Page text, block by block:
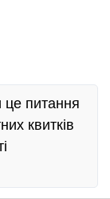
це питання
квитків